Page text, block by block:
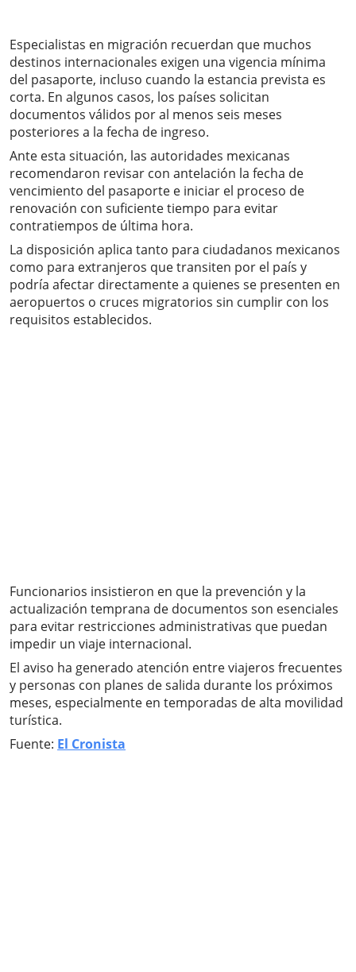
Especialistas en migración recuerdan que muchos
destinos internacionales exigen una vigencia mínima
del pasaporte, incluso cuando la estancia prevista es
corta. En algunos casos, los países solicitan
documentos válidos por al menos seis meses
posteriores a la fecha de ingreso.
Ante esta situación, las autoridades mexicanas
recomendaron revisar con antelación la fecha de
vencimiento del pasaporte e iniciar el proceso de
renovación con suficiente tiempo para evitar
contratiempos de última hora.
La disposición aplica tanto para ciudadanos mexicanos
como para extranjeros que transiten por el país y
podría afectar directamente a quienes se presenten en
aeropuertos o cruces migratorios sin cumplir con los
requisitos establecidos.
Funcionarios insistieron en que la prevención y la
actualización temprana de documentos son esenciales
para evitar restricciones administrativas que puedan
impedir un viaje internacional.
El aviso ha generado atención entre viajeros frecuentes
y personas con planes de salida durante los próximos
meses, especialmente en temporadas de alta movilidad
turística.
Fuente: El Cronista